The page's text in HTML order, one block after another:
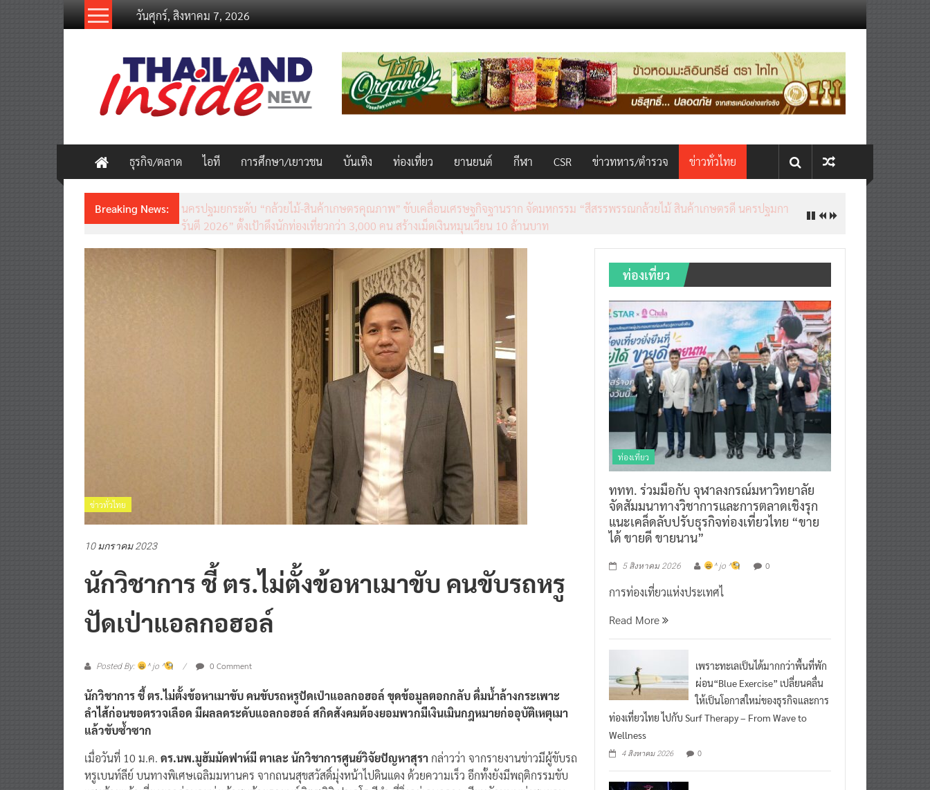
วันศุกร์, สิงหาคม 7, 2026
thailandinsidenew.com
Thailand
Inside
New
ธุรกิจ/ตลาด ไอที การศึกษา/เยาวชน บันเทิง ท่องเที่ยว ยานยนต์ กีฬา CSR ข่าวทหาร/ตำรวจ ข่าวทั่วไทย
Breaking News: ชวนรู้จักซิม my by NT เน็ตเร็ว แรง คุ้มค่าทั่วไทยพร้อมโอกาสสร้างรายได้เสริมผ่าน Lazada Affiliate
นักวิชาการ ชี้ ตร.ไม่ตั้งข้อหาเมาขับ คนขับรถหรู
ปัดเป่าแอลกอฮอล์
นักวิชาการ ชี้ ตร.ไม่ตั้งข้อหาเมาขับ คนขับรถหรูปัดเป่าแอลกอฮอล์ ขุดข้อมูลตอกกลับ ดื่มน้ำล้างกระเพาะ
ลำไส้ก่อนขอตรวจเลือด มีผลลดระดับแอลกอฮอล์ สกิดสังคมต้องยอมพวกมีเงินเมินกฎหมายก่ออุบัติเหตุเมา
แล้วขับซ้ำซาก
เมื่อวันที่ 10 ม.ค.
ดร.นพ.มูฮัมมัดฟาห์มี ตาเละ นักวิชาการศูนย์วิจัยปัญหาสุรา
หรูเบนท์ลีย์ บนทางพิเศษเฉลิมมหานคร จากถนนสุขสวัสดิ์มุ่งหน้าไปดินแดง ด้วยความเร็ว อีกทั้งยังมีพฤติกรรมขับ
แซงซ้ายแล้วเบี่ยงขวาก่อนจะพุ่งเข้าชนท้ายรถยนต์มิตซูบิชิ ปาเจโร สีดำ ที่วิ่งอยู่เลนกลาง เสียหลักหมุนพุ่งชนขอบ
ท่องเที่ยว
ท่องเที่ยว
ททท. ร่วมมือกับ จุฬาลงกรณ์มหาวิทยาลัย
จัดสัมมนาทางวิชาการและการตลาดเชิงรุก
แนะเคล็ดลับปรับธุรกิจท่องเที่ยวไทย “ขาย
ได้ ขายดี ขายนาน”
การท่องเที่ยวแห่งประเทศไ
ผ่อน“Blue Exercise” เปลี่ยนคลื่น
ให้เป็นโอกาสใหม่ของธุรกิจและการ
ท่องเที่ยวไทย ไปกับ Surf Therapy – From Wave to
Wellness